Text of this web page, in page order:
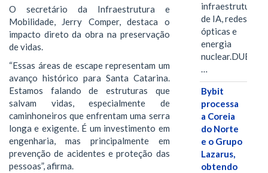
O secretário da Infraestrutura e
Mobilidade, Jerry Comper, destaca o
impacto direto da obra na preservação
de vidas.
“Essas áreas de escape representam um
avanço histórico para Santa Catarina.
Estamos falando de estruturas que
salvam vidas, especialmente de
caminhoneiros que enfrentam uma serra
longa e exigente. É um investimento em
engenharia, mas principalmente em
prevenção de acidentes e proteção das
pessoas”, afirma.
infraestrutura
de IA, redes
ópticas e
energia
nuclear.DUBAI,
…
Bybit
processa
a Coreia
do Norte
e o Grupo
Lazarus,
obtendo